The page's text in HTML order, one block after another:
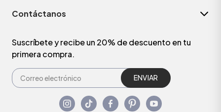
Contáctanos
Suscríbete y recibe un 20% de descuento en tu
primera compra.
ENVIAR